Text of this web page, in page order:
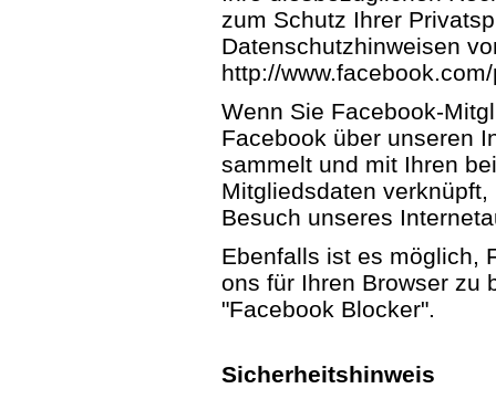
zum Schutz Ihrer
Datenschutzhinweisen
http://
Wenn Sie Facebook-
Facebook über unseren
sammelt und mit Ihren
Mitgliedsdaten
Besuch unseres
Ebenfalls ist es möglich,
ons für Ihren Browser zu
"Facebook Blocker".
Sicherheitshinweis